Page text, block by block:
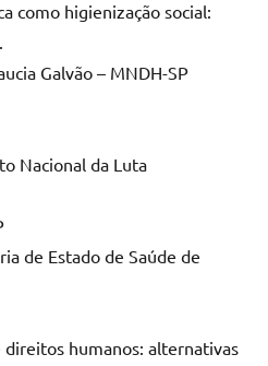
como higienização social:
Galvão – MNDH-SP
Nacional da Luta
de Estado de Saúde de
direitos humanos: alternativas